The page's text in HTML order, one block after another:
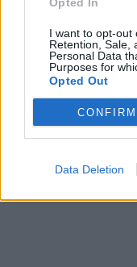
I want to opt-out
Retention, Sale,
Personal Data
Purposes for
Opted Out
CONFIRM
Data Deletion